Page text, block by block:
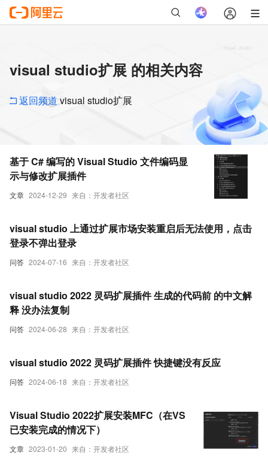
visual studio扩展 的相关内容
返回频道 visual studio扩展
文章 2024-12-29 来自：开发者社区
基于 C# 编写的 Visual Studio 文件编码显
示与修改扩展插件
问答 2024-07-16 来自：开发者社区
visual studio 上通过扩展市场安装重启后无法使用，点击
登录不弹出登录
问答 2024-06-28 来自：开发者社区
visual studio 2022 灵码扩展插件 生成的代码前 的中文解
释 没办法复制
问答 2024-06-18 来自：开发者社区
visual studio 2022 灵码扩展插件 快捷键没有反应
文章 2023-01-20 来自：开发者社区
Visual Studio 2022扩展安装MFC（在VS
已安装完成的情况下）